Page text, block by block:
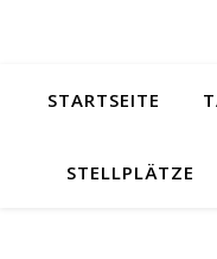
STARTSEITE
STELLPLÄTZE